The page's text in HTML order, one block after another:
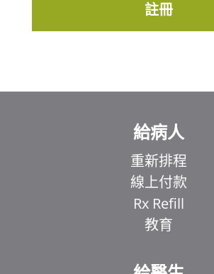
註冊
給病人
重新排程
線上付款
Rx Refill
教育